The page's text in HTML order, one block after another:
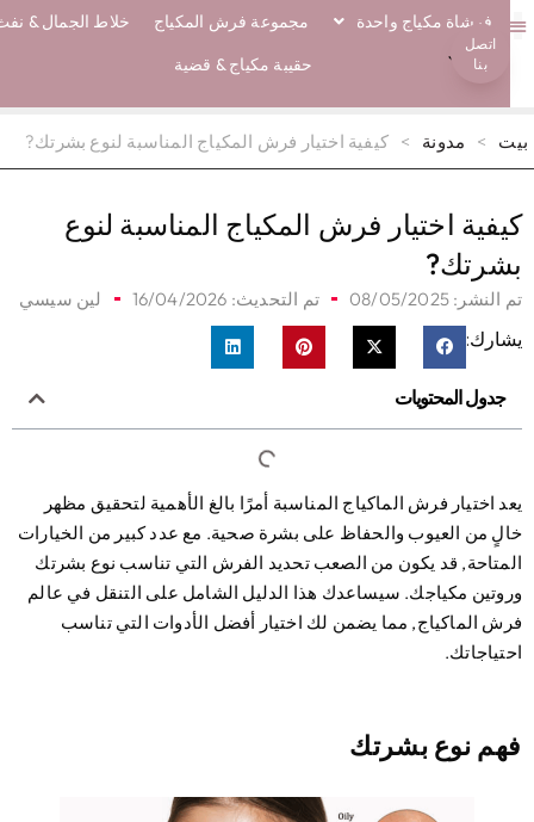
اتصل
فرشاة مكياج واحدة مجموعة فرش المكياج
خلاط الجمال & نفث
حقيبة مكياج & قضية
> مدونة > كيفية اختيار فرش المكياج المناسبة لنوع بشرتك?
اختيار فرش المكياج المناسبة لنوع
النشر:08/05/2025 تم التحديث: 16/04/2026 لين سيسي
جدول المحتويات
اختيار فرش الماكياج المناسبة أمرًا بالغ الأهمية لتحقيق مظهر
من العيوب والحفاظ على بشرة صحية. مع عدد كبير من الخيارات
قد يكون من الصعب تحديد الفرش التي تناسب نوع بشرتك
مكياجك. سيساعدك هذا الدليل الشامل على التنقل في عالم
الماكياج, مما يضمن لك اختيار أفضل الأدوات التي تناسب
نوع بشرتك